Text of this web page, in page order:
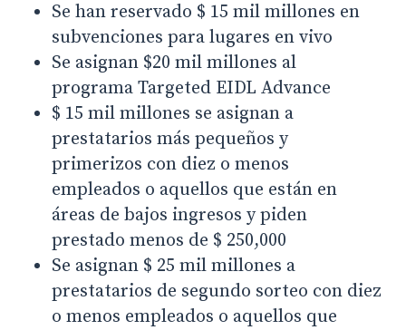
Se han reservado $ 15 mil millones en
subvenciones para lugares en vivo
Se asignan $20 mil millones al
programa Targeted EIDL Advance
$ 15 mil millones se asignan a
prestatarios más pequeños y
primerizos con diez o menos
empleados o aquellos que están en
áreas de bajos ingresos y piden
prestado menos de $ 250,000
Se asignan $ 25 mil millones a
prestatarios de segundo sorteo con diez
o menos empleados o aquellos que